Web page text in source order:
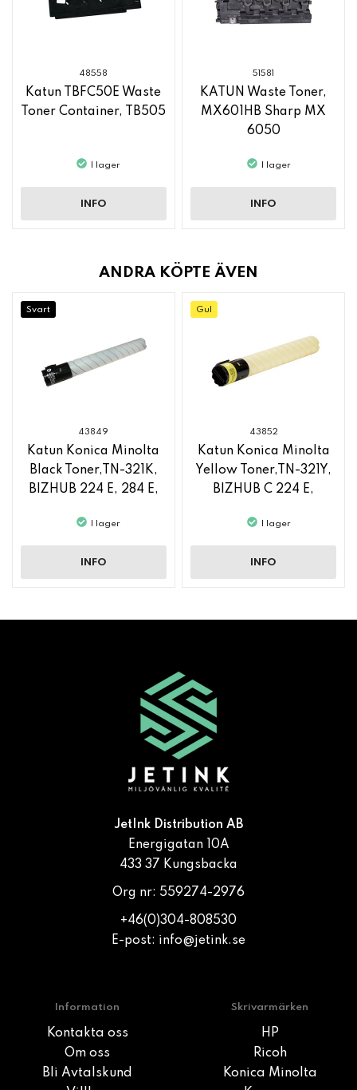
48558
Katun TBFC50E Waste
Toner Container, TB505
I lager
INFO
51581
KATUN Waste Toner,
MX601HB Sharp MX
6050
I lager
INFO
ANDRA KÖPTE ÄVEN
Svart
43849
Katun Konica Minolta
Black Toner,TN-321K,
BIZHUB 224 E, 284 E,
I lager
INFO
Gul
43852
Katun Konica Minolta
Yellow Toner,TN-321Y,
BIZHUB C 224 E,
I lager
INFO
JetInk Distribution AB
Energigatan 10A
433 37 Kungsbacka
Org nr: 559274-2976
+46(0)304-808530
E-post: info@jetink.se
Information
Kontakta oss
Om oss
Bli Avtalskund
Skrivarmärken
HP
Ricoh
Konica Minolta